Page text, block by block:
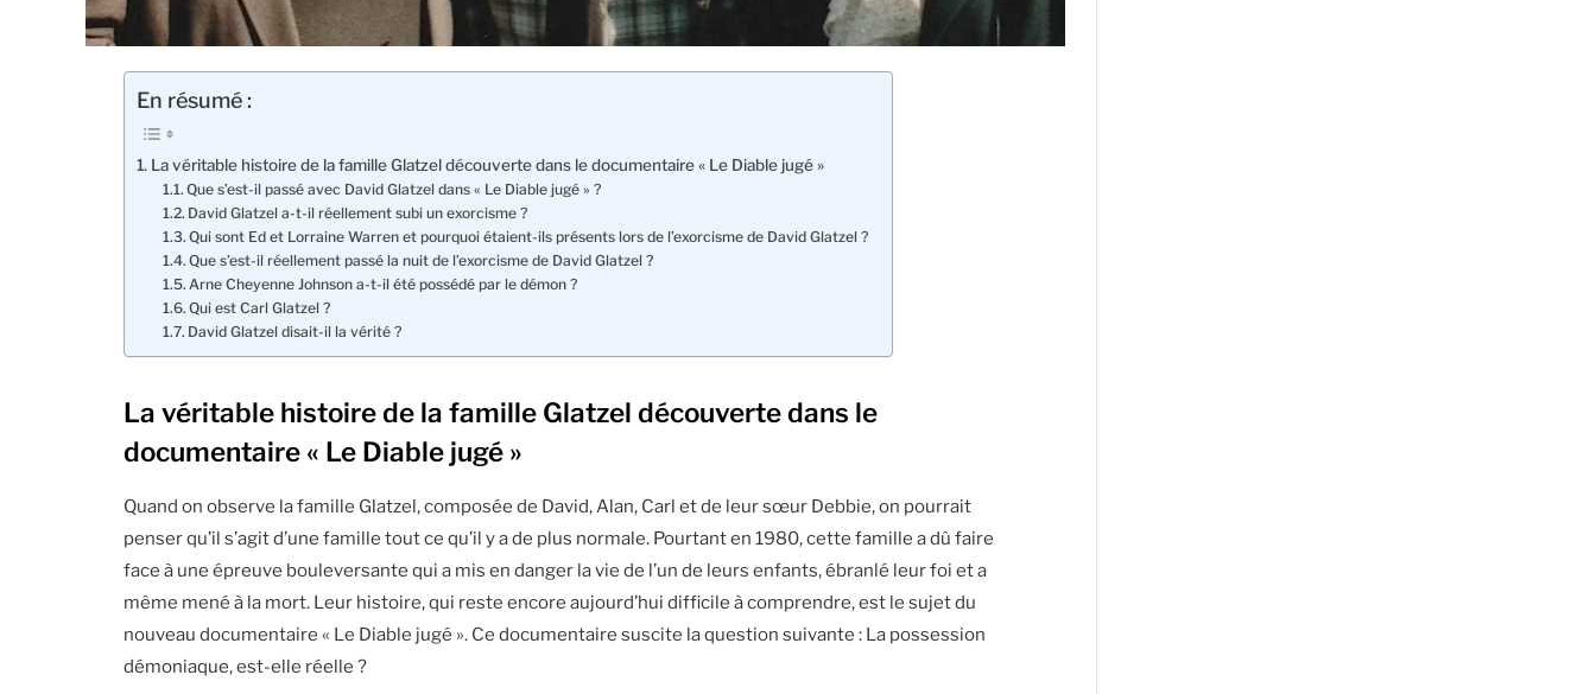
En résumé :
La véritable histoire de la famille Glatzel découverte dans le documentaire « Le Diable jugé »
Que s’est-il passé avec David Glatzel dans « Le Diable jugé » ?
David Glatzel a-t-il réellement subi un exorcisme ?
Qui sont Ed et Lorraine Warren et pourquoi étaient-ils présents lors de l’exorcisme de David Glatzel ?
Que s’est-il réellement passé la nuit de l’exorcisme de David Glatzel ?
Arne Cheyenne Johnson a-t-il été possédé par le démon ?
Qui est Carl Glatzel ?
David Glatzel disait-il la vérité ?
La véritable histoire de la famille Glatzel découverte dans le
documentaire « Le Diable jugé »
Quand on observe la famille Glatzel, composée de David, Alan, Carl et de leur sœur Debbie, on pourrait
penser qu’il s’agit d’une famille tout ce qu’il y a de plus normale. Pourtant en 1980, cette famille a dû faire
face à une épreuve bouleversante qui a mis en danger la vie de l’un de leurs enfants, ébranlé leur foi et a
même mené à la mort. Leur histoire, qui reste encore aujourd’hui difficile à comprendre, est le sujet du
nouveau documentaire « Le Diable jugé ». Ce documentaire suscite la question suivante : La possession
démoniaque, est-elle réelle ?